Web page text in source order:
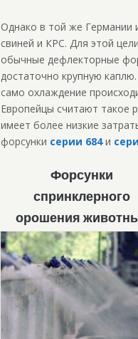
Однако в той же Германии
свиней и КРС. Для этой
обычные дефлекторные
достаточно крупную
само охлаждение
Европейцы считают такое
имеет более низкие
форсунки серии 684и
Форсунки
спринклерного
орошения